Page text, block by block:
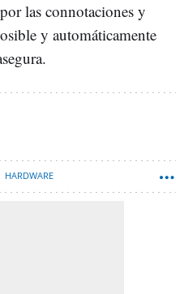
las connotaciones y
y automáticamente
HARDWARE